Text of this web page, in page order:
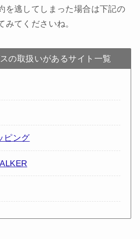
を逃してしまった場合は下記の
みてくださいね。
の取扱いがあるサイト一覧
ピング